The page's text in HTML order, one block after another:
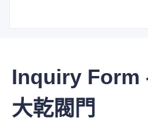
Inquiry Form
大乾閥門